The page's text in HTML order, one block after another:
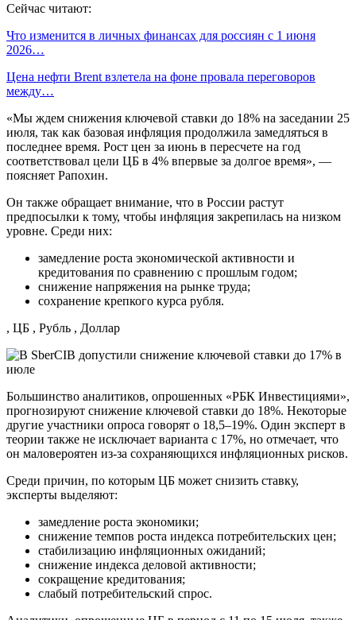
Сейчас читают:
Что изменится в личных финансах для россиян с 1 июня
2026…
Цена нефти Brent взлетела на фоне провала переговоров
между…
«Мы ждем снижения ключевой ставки до 18% на заседании 25
июля, так как базовая инфляция продолжила замедляться в
последнее время. Рост цен за июнь в пересчете на год
соответствовал цели ЦБ в 4% впервые за долгое время», —
поясняет Рапохин.
Он также обращает внимание, что в России растут
предпосылки к тому, чтобы инфляция закрепилась на низком
уровне. Среди них:
замедление роста экономической активности и
кредитования по сравнению с прошлым годом;
снижение напряжения на рынке труда;
сохранение крепкого курса рубля.
, ЦБ , Рубль , Доллар
Большинство аналитиков, опрошенных «РБК Инвестициями»,
прогнозируют снижение ключевой ставки до 18%. Некоторые
другие участники опроса говорят о 18,5–19%. Один эксперт в
теории также не исключает варианта с 17%, но отмечает, что
он маловероятен из-за сохраняющихся инфляционных рисков.
Среди причин, по которым ЦБ может снизить ставку,
эксперты выделяют:
замедление роста экономики;
снижение темпов роста индекса потребительских цен;
стабилизацию инфляционных ожиданий;
снижение индекса деловой активности;
сокращение кредитования;
слабый потребительский спрос.